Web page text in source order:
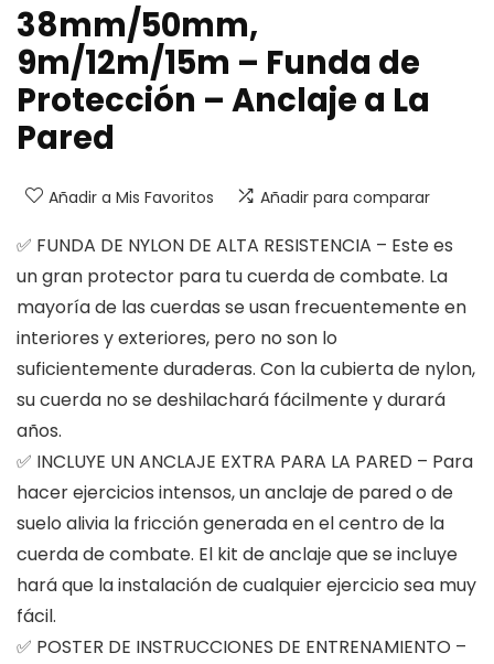
38mm/50mm,
9m/12m/15m – Funda de
Protección – Anclaje a La
Pared
Añadir a Mis Favoritos Añadir para comparar
✅ FUNDA DE NYLON DE ALTA RESISTENCIA – Este es
un gran protector para tu cuerda de combate. La
mayoría de las cuerdas se usan frecuentemente en
interiores y exteriores, pero no son lo
suficientemente duraderas. Con la cubierta de nylon,
su cuerda no se deshilachará fácilmente y durará
años.
✅ INCLUYE UN ANCLAJE EXTRA PARA LA PARED – Para
hacer ejercicios intensos, un anclaje de pared o de
suelo alivia la fricción generada en el centro de la
cuerda de combate. El kit de anclaje que se incluye
hará que la instalación de cualquier ejercicio sea muy
fácil.
✅ POSTER DE INSTRUCCIONES DE ENTRENAMIENTO –